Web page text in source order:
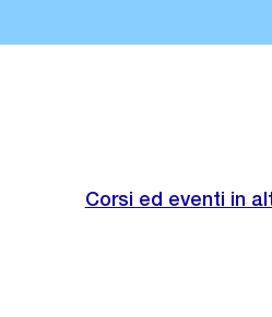
Corsi ed eventi in